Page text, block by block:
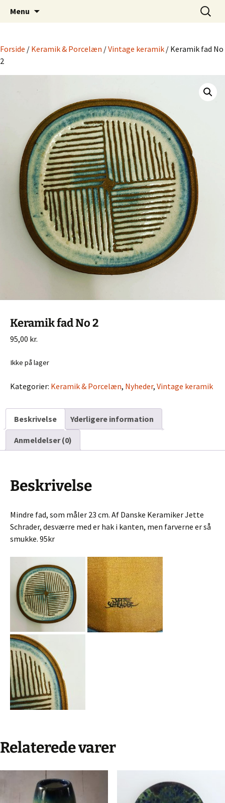
Retro-Shoppen.DK
Dansk Design fra 1940 til 1980
Menu
Søg
efter:
Forside / Keramik & Porcelæn /Vintage keramik / Keramik fad No
2
Keramik fad No 2
95,00 kr.
Ikke på lager
Kategorier: Keramik & Porcelæn, Nyheder, Vintage keramik
Beskrivelse Yderligere information
Anmeldelser (0)
Beskrivelse
Mindre fad, som måler 23 cm. Af Danske Keramiker Jette
Schrader, desværre med er hak i kanten, men farverne er så
smukke. 95kr
Relaterede varer